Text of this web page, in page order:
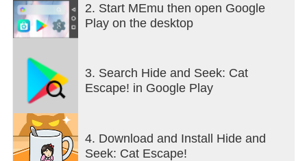
2. Start MEmu then open Google
Play on the desktop
3. Search Hide and Seek: Cat
Escape! in Google Play
4. Download and Install Hide and
Seek: Cat Escape!